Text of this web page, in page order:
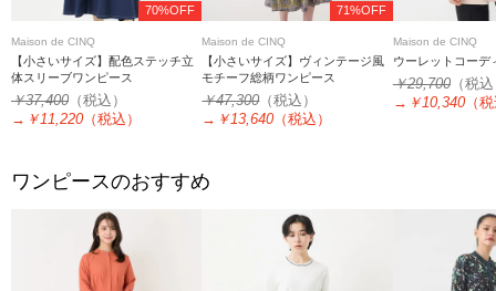
70%OFF
Maison de CINQ
【小さいサイズ】配色ステッチ立
体スリーブワンピース
￥37,400 （税込）
→ ￥11,220 （税込）
71%OFF
Maison de CINQ
【小さいサイズ】ヴィンテージ風
モチーフ総柄ワンピース
￥47,300（税込）
→ ￥13,640 （税込）
Maison de CINQ
ウーレットコーデ
￥29,700（税
→ ￥10,340（
ワンピースのおすすめ